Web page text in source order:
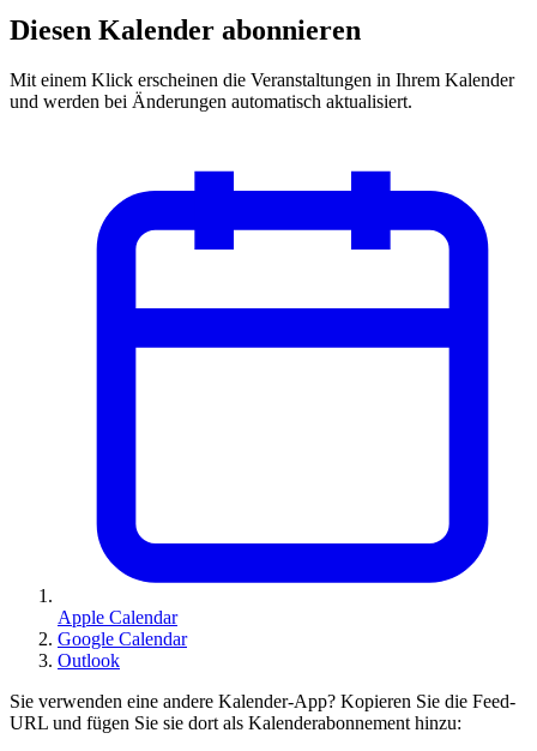
Diesen Kalender abonnieren
Mit einem Klick erscheinen die Veranstaltungen in Ihrem Kalender
und werden bei Änderungen automatisch aktualisiert.
Apple Calendar
Google Calendar
Outlook
Sie verwenden eine andere Kalender-App? Kopieren Sie die Feed-
URL und fügen Sie sie dort als Kalenderabonnement hinzu: